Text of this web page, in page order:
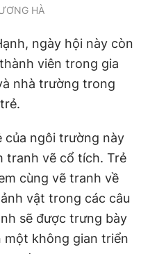
HÀ
ngày hội này còn
viên trong gia
nhà trường trong
của ngôi trường này
tranh vẽ cổ tích. Trẻ
cùng vẽ tranh về
vật trong các câu
sẽ được trưng bày
không gian triển